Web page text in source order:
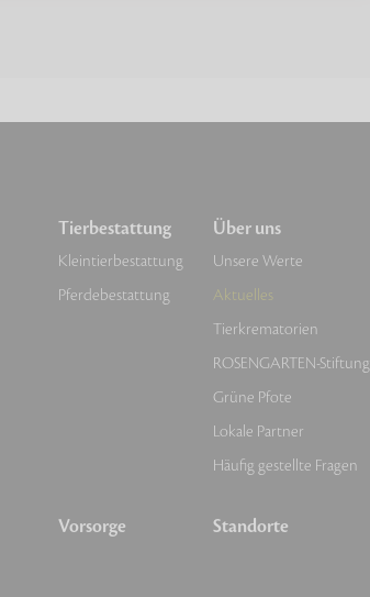
Tierbestattung
Kleintierbestattung
Pferdebestattung
Vorsorge
Über uns
Unsere Werte
Aktuelles
Tierkrematorien
ROSENGARTEN-Stiftung
Grüne Pfote
Lokale Partner
Häufig gestellte Fragen
Standorte